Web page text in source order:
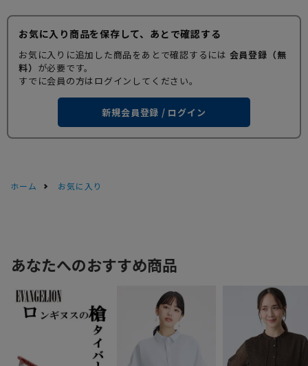
お気に入り商品を保存して、あとで確認する
お気に入りに追加した商品をあとで確認するには 会員登録（無
料） が必要です。
すでに会員の方はログインしてください。
新規会員登録 / ログイン
ホーム お気に入り